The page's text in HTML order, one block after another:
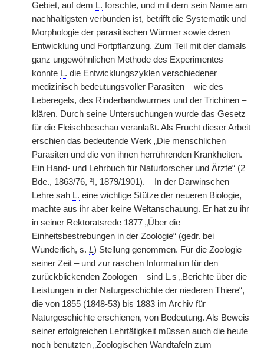
Gebiet, auf dem L. forschte, und mit dem sein Name am
nachhaltigsten verbunden ist, betrifft die Systematik und
Morphologie der parasitischen Würmer sowie deren
Entwicklung und Fortpflanzung. Zum Teil mit der damals
ganz ungewöhnlichen Methode des Experimentes
konnte L. die Entwicklungszyklen verschiedener
medizinisch bedeutungsvoller Parasiten – wie des
Leberegels, des Rinderbandwurmes und der Trichinen –
klären. Durch seine Untersuchungen wurde das Gesetz
für die Fleischbeschau veranlaßt. Als Frucht dieser Arbeit
erschien das bedeutende Werk „Die menschlichen
Parasiten und die von ihnen herrührenden Krankheiten.
Ein Hand- und Lehrbuch für Naturforscher und Ärzte“ (2
Bde., 1863/76, ²I, 1879/1901). – In der Darwinschen
Lehre sah L. eine wichtige Stütze der neueren Biologie,
machte aus ihr aber keine Weltanschauung. Er hat zu ihr
in seiner Rektoratsrede 1877 „Über die
Einheitsbestrebungen in der Zoologie“ (gedr. bei
Wunderlich, s. L) Stellung genommen. Für die Zoologie
seiner Zeit – und zur raschen Information für den
zurückblickenden Zoologen – sind L.s „Berichte über die
Leistungen in der Naturgeschichte der niederen Thiere“,
die von 1855 (1848-53) bis 1883 im Archiv für
Naturgeschichte erschienen, von Bedeutung. Als Beweis
seiner erfolgreichen Lehrtätigkeit müssen auch die heute
noch benutzten „Zoologischen Wandtafeln zum